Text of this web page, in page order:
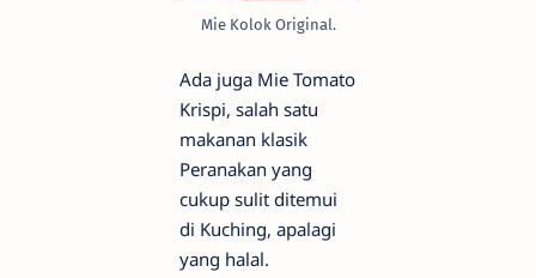
Mie Kolok Original.
Ada juga Mie Tomato
Krispi, salah satu
makanan klasik
Peranakan yang
cukup sulit ditemui
di Kuching, apalagi
yang halal.